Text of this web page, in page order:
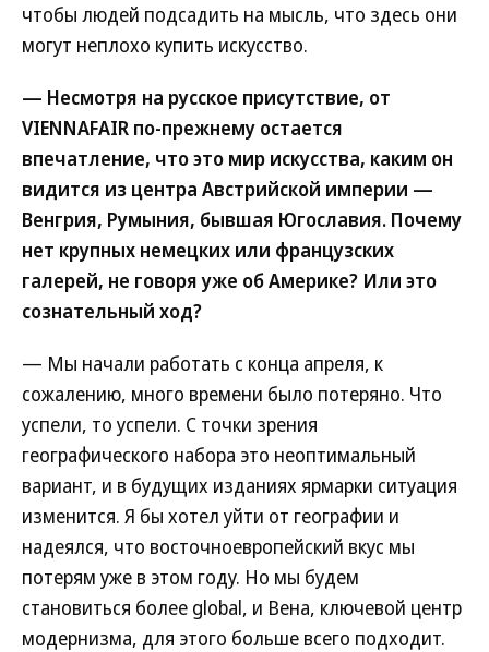
чтобы людей подсадить на мысль, что здесь они
могут неплохо купить искусство.
— Несмотря на русское присутствие, от
VIENNAFAIR по-прежнему остается
впечатление, что это мир искусства, каким он
видится из центра Австрийской империи —
Венгрия, Румыния, бывшая Югославия. Почему
нет крупных немецких или французских
галерей, не говоря уже об Америке? Или это
сознательный ход?
— Мы начали работать с конца апреля, к
сожалению, много времени было потеряно. Что
успели, то успели. С точки зрения
географического набора это неоптимальный
вариант, и в будущих изданиях ярмарки ситуация
изменится. Я бы хотел уйти от географии и
надеялся, что восточноевропейский вкус мы
потерям уже в этом году. Но мы будем
становиться более global, и Вена, ключевой центр
модернизма, для этого больше всего подходит.